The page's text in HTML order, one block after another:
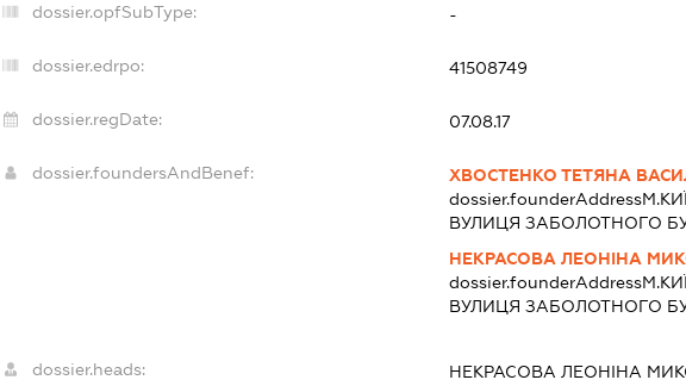
dossier.opfSubType: -
dossier.edrpo: 41508749
dossier.regDate: 07.08.17
dossier.foundersAndBenef:
ХВОСТЕНКО ТЕТЯНА
dossier.founderAddress
ВУЛИЦЯ ЗАБОЛОТНОГО
НЕКРАСОВА ЛЕОНІНА
dossier.founderAddress
ВУЛИЦЯ ЗАБОЛОТНОГО
dossier.heads: НЕКРАСОВА ЛЕОНІНА